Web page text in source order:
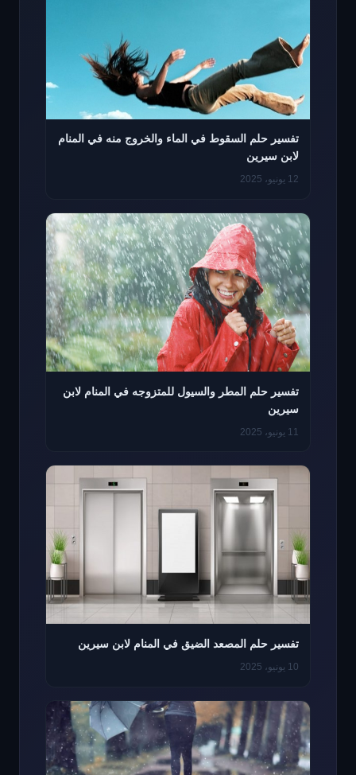
تفسير حلم السقوط في الماء والخروج منه في المنام
لابن سيرين
12 يونيو، 2025
تفسير حلم المطر والسيول للمتزوجه في المنام لابن
سيرين
11 يونيو، 2025
تفسير حلم المصعد الضيق في المنام لابن سيرين
10 يونيو، 2025